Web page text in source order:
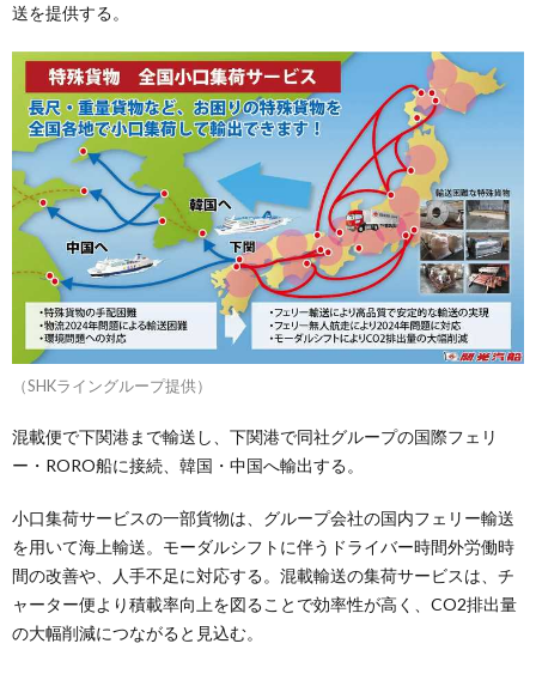
送を提供する。
（SHKライングループ提供）
混載便で下関港まで輸送し、下関港で同社グループの国際フェリ
ー・RORO船に接続、韓国・中国へ輸出する。
小口集荷サービスの一部貨物は、グループ会社の国内フェリー輸送
を用いて海上輸送。モーダルシフトに伴うドライバー時間外労働時
間の改善や、人手不足に対応する。混載輸送の集荷サービスは、チ
ャーター便より積載率向上を図ることで効率性が高く、CO2排出量
の大幅削減につながると見込む。